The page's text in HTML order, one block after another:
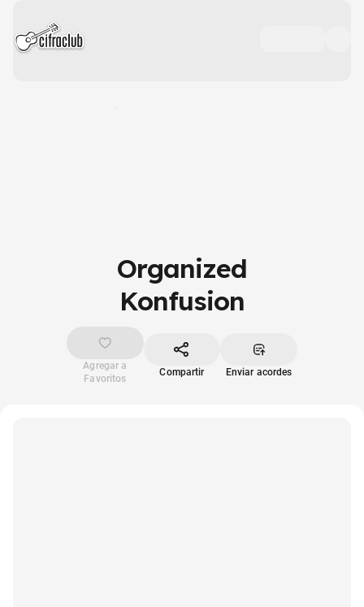
Organized
Konfusion
Agregar a
Favoritos
Compartir Enviar acordes